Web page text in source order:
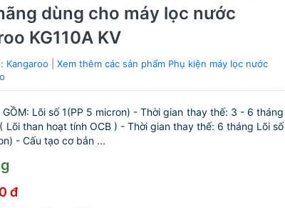
dùng cho máy lọc nước
KG110A KV
Kangaroo |Xem thêm các sản phẩm Phụ kiện máy lọc nước
GỒM: Lõi số 1(PP 5 micron) - Thời gian thay thế: 3 - 6 tháng
Lõi than hoạt tính OCB ) - Thời gian thay thế: 6 tháng Lõi số
- Cấu tạo cơ bản ...
đ